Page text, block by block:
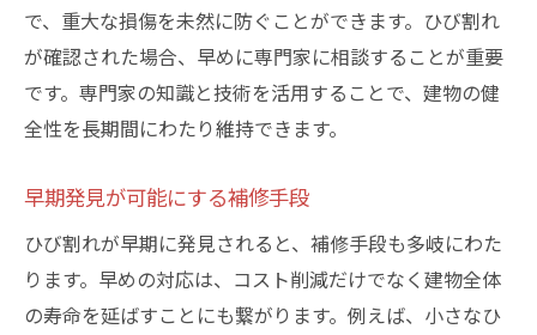
で、重大な損傷を未然に防ぐことができます。ひび割れ
が確認された場合、早めに専門家に相談することが重要
です。専門家の知識と技術を活用することで、建物の健
全性を長期間にわたり維持できます。
早期発見が可能にする補修手段
ひび割れが早期に発見されると、補修手段も多岐にわた
ります。早めの対応は、コスト削減だけでなく建物全体
の寿命を延ばすことにも繋がります。例えば、小さなひ